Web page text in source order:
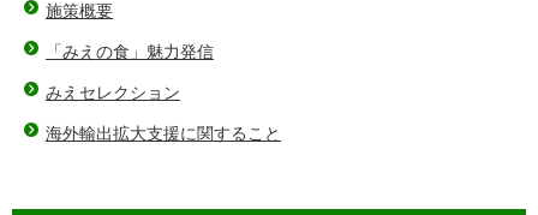
施策概要
「みえの食」魅力発信
みえセレクション
海外輸出拡大支援に関すること